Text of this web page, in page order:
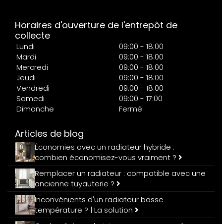
Horaires d'ouverture de l'entrepôt de
collecte
Lundi
09:00 - 18:00
Mardi
09:00 - 18:00
Mercredi
09:00 - 18:00
Jeudi
09:00 - 18:00
Vendredi
09:00 - 18:00
Samedi
09:00 - 17:00
Dimanche
Fermé
Articles de blog
Économies avec un radiateur hybride :
combien économisez-vous vraiment ?
Remplacer un radiateur : compatible avec une
ancienne tuyauterie ?
Inconvénients d'un radiateur basse
température ? | La solution